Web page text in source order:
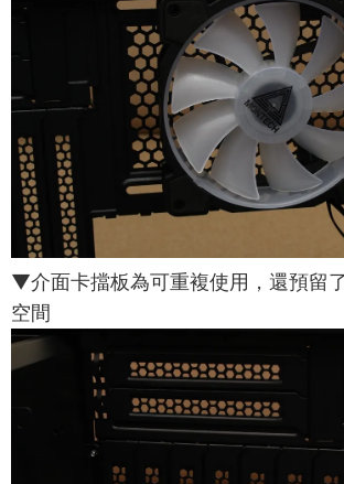
▼介面卡擋板為可重複使用，還預留
空間